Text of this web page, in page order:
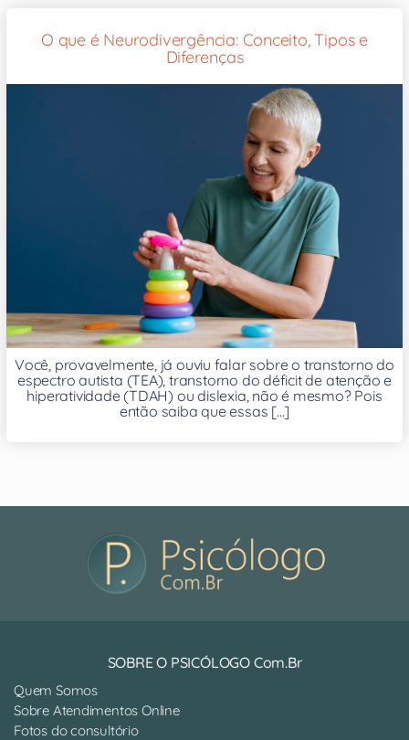
O que é Neurodivergência: Conceito, Tipos e
Diferenças
Você, provavelmente, já ouviu falar sobre o transtorno do
espectro autista (TEA), transtorno do déficit de atenção e
hiperatividade (TDAH) ou dislexia, não é mesmo? Pois
então saiba que essas [...]
SOBRE O PSICÓLOGO Com.Br
Quem Somos
Sobre Atendimentos Online
Fotos do consultório